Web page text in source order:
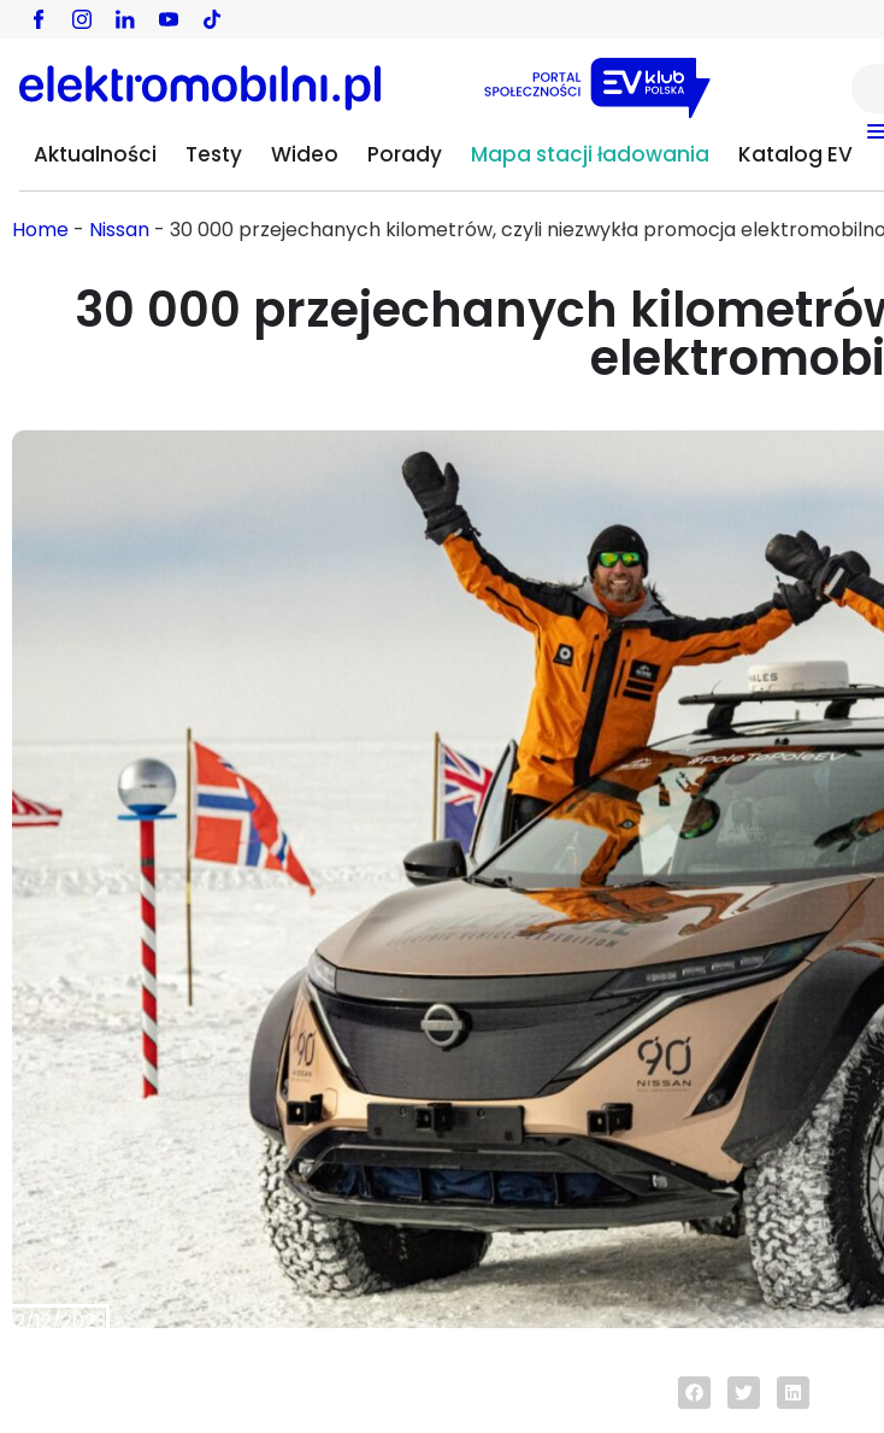
Aktualności Testy Wideo Porady Mapa stacji ładowania Katalog EV
Home - Nissan - 30 000 przejechanych kilometrów, czyli niezwykła promocja
30 000 przejechanych
22/12/2023